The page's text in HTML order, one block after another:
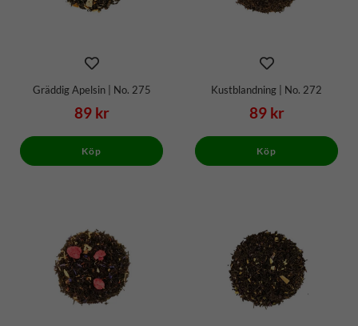
Gräddig Apelsin | No. 275
89 kr
Köp
Kustblandning | No. 272
89 kr
Köp